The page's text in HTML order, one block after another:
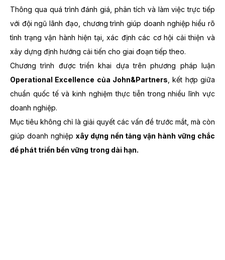
Thông qua quá trình đánh giá, phân tích và làm việc trực tiếp
với đội ngũ lãnh đạo, chương trình giúp doanh nghiệp hiểu rõ
tình trạng vận hành hiện tại, xác định các cơ hội cải thiện và
xây dựng định hướng cải tiến cho giai đoạn tiếp theo.
Chương trình được triển khai dựa trên phương pháp luận
Operational Excellence của John&Partners , kết hợp giữa
chuẩn quốc tế và kinh nghiệm thực tiễn trong nhiều lĩnh vực
doanh nghiệp.
Mục tiêu không chỉ là giải quyết các vấn đề trước mắt, mà còn
giúp doanh nghiệp xây dựng nền tảng vận hành vững chắc
để phát triển bền vững trong dài hạn.